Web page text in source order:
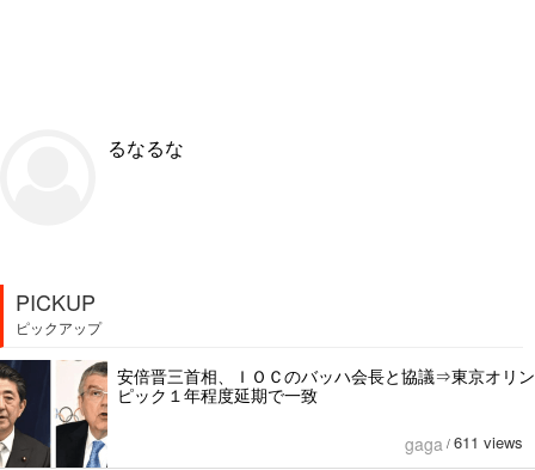
るなるな
PICKUP
ピックアップ
安倍晋三首相、ＩＯＣのバッハ会長と協議⇒東京オリン
ピック１年程度延期で一致
gaga / 611 views